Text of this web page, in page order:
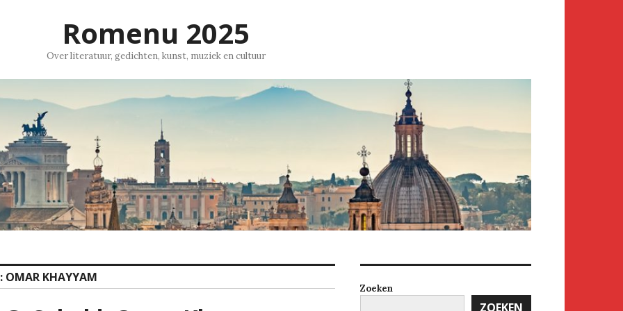
Romenu 2025
Over literatuur, gedichten, kunst, muziek en cultuur
OMAR KHAYYAM
Zoeken
ZOEKEN